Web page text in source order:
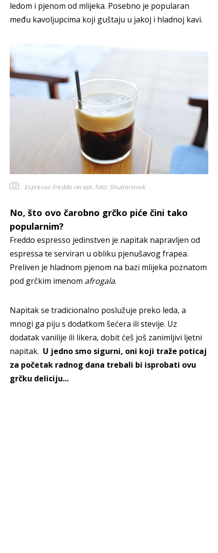
ledom i pjenom od mlijeka. Posebno je popularan
među kavoljupcima koji guštaju u jakoj i hladnoj kavi.
Espresso Freddo recept, foto: Shutterstock
No, što ovo čarobno grčko piće čini tako
popularnim?
Freddo espresso jedinstven je napitak napravljen od
espressa te serviran u obliku pjenušavog frapea.
Preliven je hladnom pjenom na bazi mlijeka poznatom
pod grčkim imenom afrogala.
Napitak se tradicionalno poslužuje preko leda, a
mnogi ga piju s dodatkom šećera ili stevije. Uz
dodatak vanilije ili likera, dobit ćeš još zanimljivi ljetni
napitak. U jedno smo sigurni, oni koji traže poticaj
za početak radnog dana trebali bi isprobati ovu
grčku deliciju...